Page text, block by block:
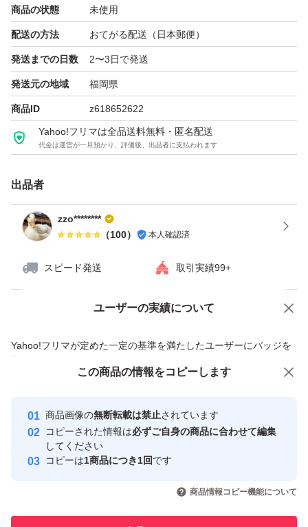
商品の状態 未使用
配送の方法 おてがる配送（日本郵便）
発送までの日数 2〜3日で発送
発送元の地域 福岡県
商品ID z618652622
Yahoo!フリマは全品送料無料・匿名配送
代金は運営が一旦預かり、評価後、出品者に支払われます
出品者
zzo********
（100） 本人確認済
スピード発送 取引実績99+
ユーザーの実績について
Yahoo!フリマが定めた一定の基準を満たしたユーザーにバッジを
付与しています
安心取引出品者
心・安全なユーザーです
取引実績
引を完了させた実績があります
価格の相談 商品への質問
この商品の情報をコピーします
商品画像の無断転載は禁止されています
コピーされた情報は必ずご自身の商品に合わせて編集
してください
コピーは1商品につき1回です
商品情報コピー機能について
この商品をみている人にオススメ